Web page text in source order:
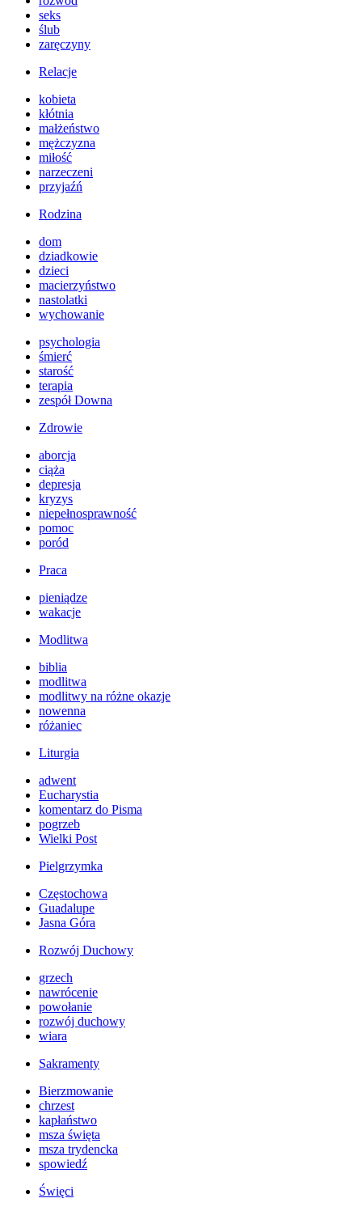
seks
ślub
zaręczyny
Relacje
kobieta
kłótnia
małżeństwo
mężczyzna
miłość
narzeczeni
przyjaźń
Rodzina
dom
dziadkowie
dzieci
macierzyństwo
nastolatki
wychowanie
psychologia
śmierć
starość
terapia
zespół Downa
Zdrowie
aborcja
ciąża
depresja
kryzys
niepełnosprawność
pomoc
poród
Praca
pieniądze
wakacje
Modlitwa
biblia
modlitwa
modlitwy na różne okazje
nowenna
różaniec
Liturgia
adwent
Eucharystia
komentarz do Pisma
pogrzeb
Wielki Post
Pielgrzymka
Częstochowa
Guadalupe
Jasna Góra
Rozwój Duchowy
grzech
nawrócenie
powołanie
rozwój duchowy
wiara
Sakramenty
Bierzmowanie
chrzest
kapłaństwo
msza święta
msza trydencka
spowiedź
Święci